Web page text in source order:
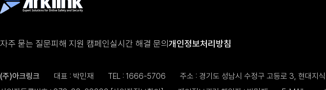
자주 묻는 질문피해 지원 캠페인실시간 해결 문의개인정보처리방침
(주)아크링크 대표 : 박민재 TEL : 1666-5706
주소 : 경기도 성남시 수정구 고등로 3, 현대지